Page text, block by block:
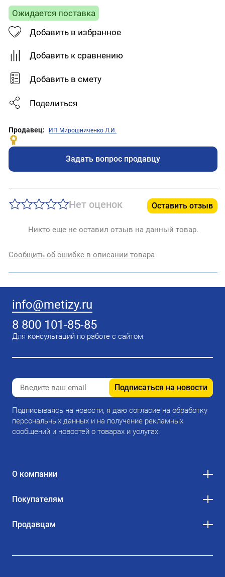
Ожидается поставка
Добавить в избранное
Добавить к сравнению
Добавить в смету
Поделиться
Продавец: ИП Мирошниченко Л.И.
Задать вопрос продавцу
Нет оценок Оставить отзыв
Никто еще не оставил отзыв на данный товар.
Сообщить об ошибке в описании товара
info@metizy.ru
8 800 101-85-85
Для консультаций по работе с сайтом
Подписаться на новости
Подписываясь на новости, я даю согласие на обработку
персональных данных и на получение рекламных
сообщений и новостей о товарах и услугах.
О компании
Покупателям
Продавцам